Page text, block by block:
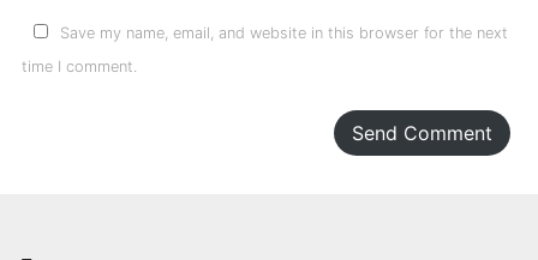
Save my name, email, and website in this browser for the next
time I comment.
Send Comment